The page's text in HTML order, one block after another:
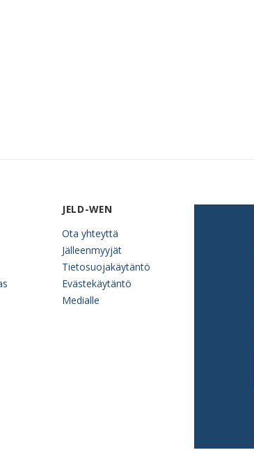
JELD-WEN
Ota yhteyttä
Jälleenmyyjät
Tietosuojakäytäntö
Evästekäytäntö
Medialle